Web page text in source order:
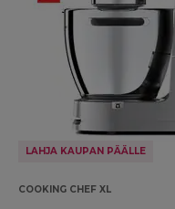
LAHJA KAUPAN PÄÄLLE
COOKING CHEF XL